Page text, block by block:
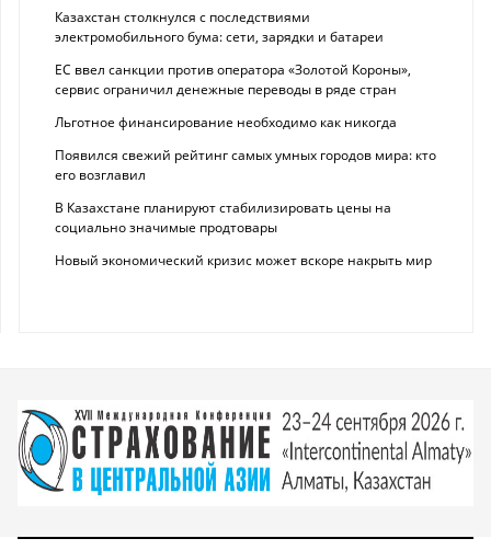
Казахстан столкнулся с последствиями
электромобильного бума: сети, зарядки и батареи
ЕС ввел санкции против оператора «Золотой Короны»,
сервис ограничил денежные переводы в ряде стран
Льготное финансирование необходимо как никогда
Появился свежий рейтинг самых умных городов мира: кто
его возглавил
В Казахстане планируют стабилизировать цены на
социально значимые продтовары
Новый экономический кризис может вскоре накрыть мир